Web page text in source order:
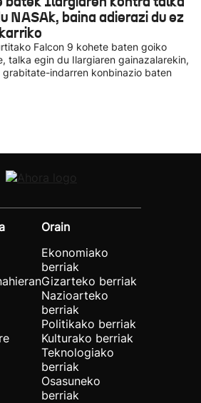
NASAk, baina adierazi du ez
Falcon 9 kohete baten goiko
talka egin du Ilargiaren gainazalarekin,
indarren konbinazio baten
Orain
Ekonomiako
berriak
Gizarteko berriak
Nazioarteko
berriak
Politikako berriak
Kulturako berriak
Teknologiako
berriak
Osasuneko
berriak